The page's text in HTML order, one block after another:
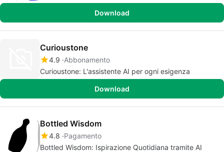
Download
Curioustone
4.9 Abbonamento
Curioustone: L'assistente AI per ogni esigenza
Download
Bottled Wisdom
4.8 Pagamento
Bottled Wisdom: Ispirazione Quotidiana tramite AI